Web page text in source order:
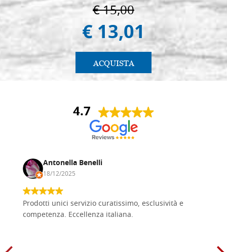
€ 15,00
€ 13,01
ACQUISTA
4.7
Antonella Benelli
18/12/2025
Prodotti unici servizio curatissimo, esclusività e
competenza. Eccellenza italiana.